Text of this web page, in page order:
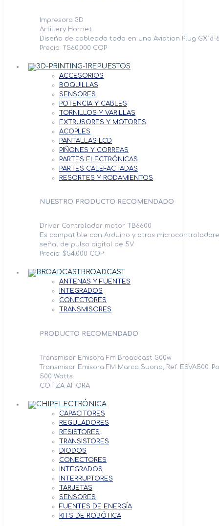
Impresora 3D
Artillery Hornet
Diseño de cableado todo en uno Aviation Plug
Precio: 1'560.000 COP
REPUESTOS
ACCESORIOS
BOQUILLAS
SENSORES
POTENCIA Y CABLES
TORNILLOS Y VARILLAS
EXTRUSORES Y MOTORES
ACOPLES
PANTALLAS LCD
PIÑONES Y CORREAS
PARTES ELECTRÓNICAS
PARTES CALEFACTADAS
RESORTES Y RODAMIENTOS
NUESTRO PRODUCTO RECOMENDADO
Driver Controlador motor TB6600
Es compatible con Arduino y otros
señal de pulso digital de 5V.
Precio: $54.000 COP
BROADCAST
ANTENAS Y FUENTES
INTEGRADOS
CONECTORES
TRANSMISORES
PRODUCTO RECOMENDADO
Transmisor Emisora Fm Broadcast 500w
Transmisor Emisora FM Marca Suono, Ref. ESVA500.
500 Watts.
COTIZA AHORA
ELECTRÓNICA
CAPACITORES
REGULADORES
RESISTORES
TRANSISTORES
DIODOS
CONECTORES
INTEGRADOS
INTERRUPTORES
TARJETAS
SENSORES
FUENTES DE ENERGÍA
KITS DE ROBÓTICA